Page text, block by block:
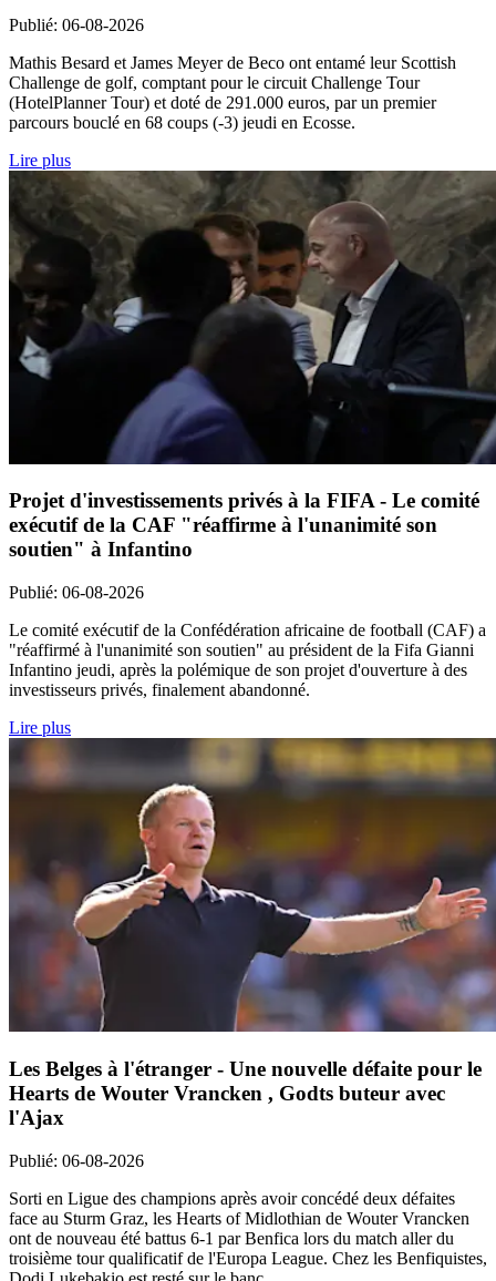
Publié: 06-08-2026
Mathis Besard et James Meyer de Beco ont entamé leur Scottish
Challenge de golf, comptant pour le circuit Challenge Tour
(HotelPlanner Tour) et doté de 291.000 euros, par un premier
parcours bouclé en 68 coups (-3) jeudi en Ecosse.
Lire plus
Projet d'investissements privés à la FIFA - Le comité
exécutif de la CAF "réaffirme à l'unanimité son
soutien" à Infantino
Publié: 06-08-2026
Le comité exécutif de la Confédération africaine de football (CAF) a
"réaffirmé à l'unanimité son soutien" au président de la Fifa Gianni
Infantino jeudi, après la polémique de son projet d'ouverture à des
investisseurs privés, finalement abandonné.
Lire plus
Les Belges à l'étranger - Une nouvelle défaite pour le
Hearts de Wouter Vrancken , Godts buteur avec
l'Ajax
Publié: 06-08-2026
Sorti en Ligue des champions après avoir concédé deux défaites
face au Sturm Graz, les Hearts of Midlothian de Wouter Vrancken
ont de nouveau été battus 6-1 par Benfica lors du match aller du
troisième tour qualificatif de l'Europa League. Chez les Benfiquistes,